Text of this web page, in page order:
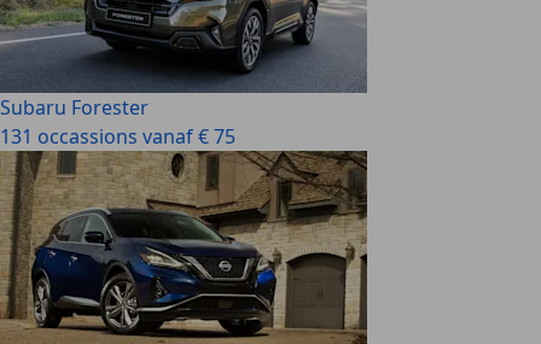
Subaru Forester
131 occassions vanaf € 75